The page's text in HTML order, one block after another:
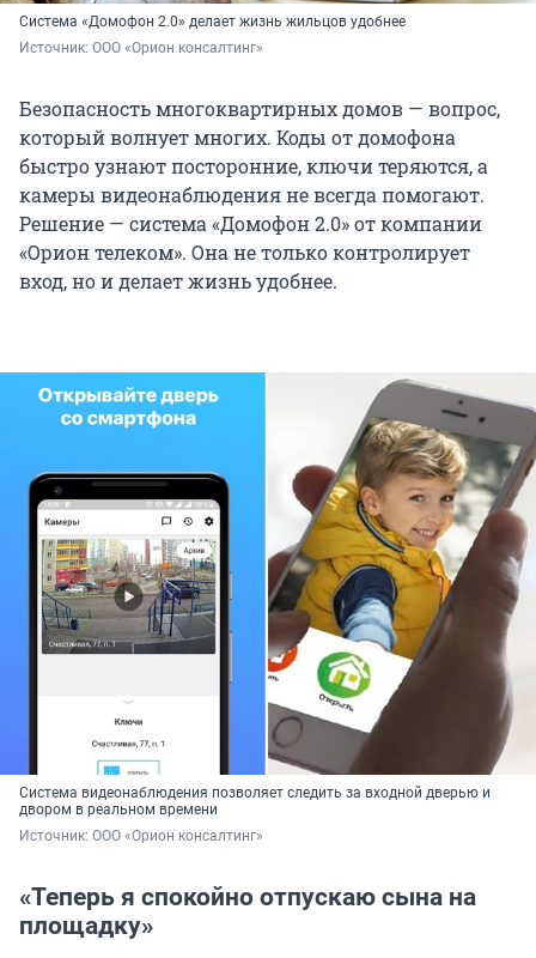
Система «Домофон 2.0» делает жизнь жильцов удобнее
Источник: ООО «Орион консалтинг»
Безопасность многоквартирных домов — вопрос,
который волнует многих. Коды от домофона
быстро узнают посторонние, ключи теряются, а
камеры видеонаблюдения не всегда помогают.
Решение — система «Домофон 2.0» от компании
«Орион телеком». Она не только контролирует
вход, но и делает жизнь удобнее.
Система видеонаблюдения позволяет следить за входной дверью и
двором в реальном времени
Источник: ООО «Орион консалтинг»
«Теперь я спокойно отпускаю сына на
площадку»